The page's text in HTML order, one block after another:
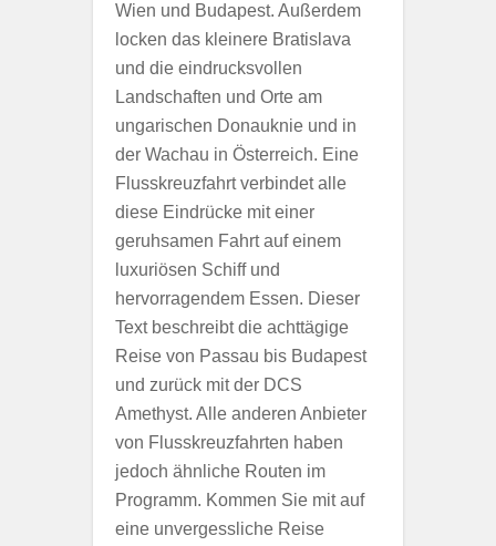
Wien und Budapest. Außerdem
locken das kleinere Bratislava
und die eindrucksvollen
Landschaften und Orte am
ungarischen Donauknie und in
der Wachau in Österreich. Eine
Flusskreuzfahrt verbindet alle
diese Eindrücke mit einer
geruhsamen Fahrt auf einem
luxuriösen Schiff und
hervorragendem Essen. Dieser
Text beschreibt die achttägige
Reise von Passau bis Budapest
und zurück mit der DCS
Amethyst. Alle anderen Anbieter
von Flusskreuzfahrten haben
jedoch ähnliche Routen im
Programm. Kommen Sie mit auf
eine unvergessliche Reise